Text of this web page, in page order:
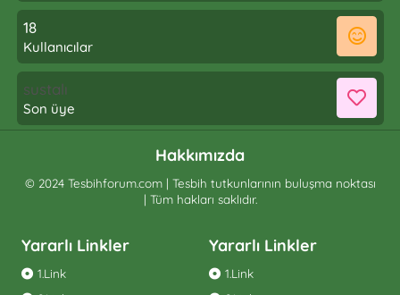
18
Kullanıcılar
sustalı
Son üye
Hakkımızda
© 2024 Tesbihforum.com | Tesbih tutkunlarının buluşma noktası
| Tüm hakları saklıdır.
Yararlı Linkler
1.Link
Yararlı Linkler
1.Link